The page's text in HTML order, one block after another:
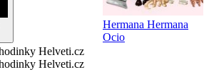
Hermana Hermana
Ocio
Helveti.cz
Helveti.cz